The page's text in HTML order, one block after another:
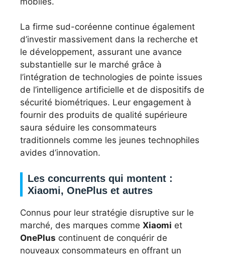
La firme sud-coréenne continue également
d’investir massivement dans la recherche et
le développement, assurant une avance
substantielle sur le marché grâce à
l’intégration de technologies de pointe issues
de l’intelligence artificielle et de dispositifs de
sécurité biométriques. Leur engagement à
fournir des produits de qualité supérieure
saura séduire les consommateurs
traditionnels comme les jeunes technophiles
avides d’innovation.
Les concurrents qui montent :
Xiaomi, OnePlus et autres
Connus pour leur stratégie disruptive sur le
marché, des marques comme Xiaomi et
OnePlus continuent de conquérir de
nouveaux consommateurs en offrant un